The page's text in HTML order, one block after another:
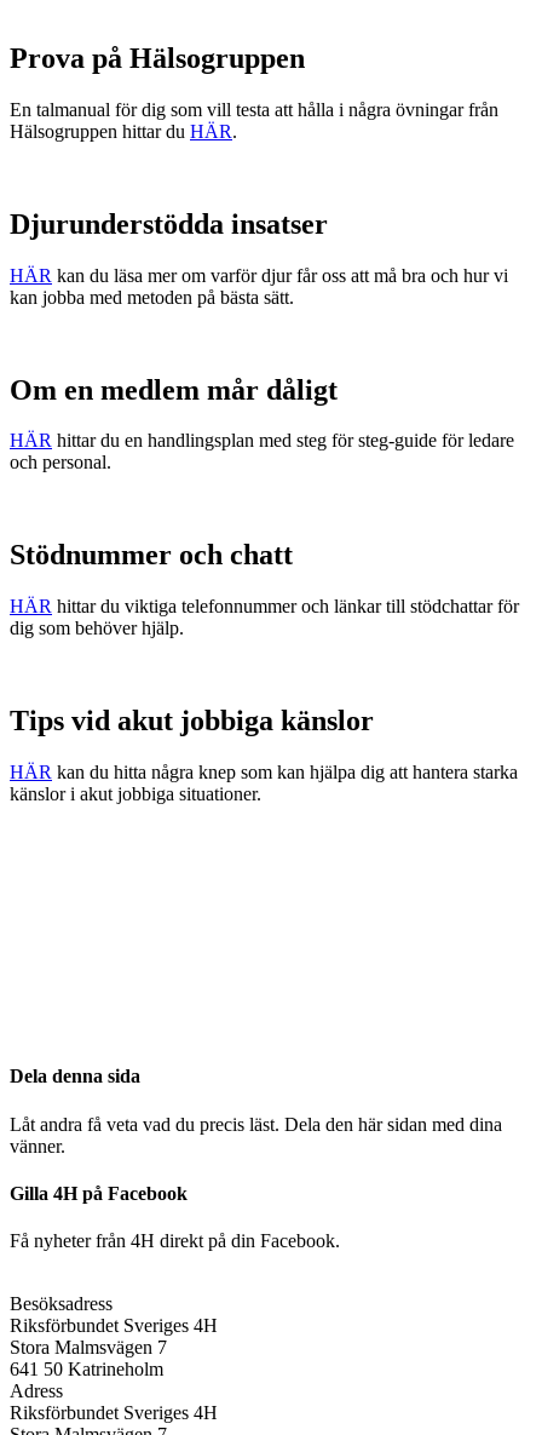
Prova på Hälsogruppen
En talmanual för dig som vill testa att hålla i några övningar från
Hälsogruppen hittar du HÄR.
Djurunderstödda insatser
HÄR kan du läsa mer om varför djur får oss att må bra och hur vi
kan jobba med metoden på bästa sätt.
Om en medlem mår dåligt
HÄR hittar du en handlingsplan med steg för steg-guide för ledare
och personal.
Stödnummer och chatt
HÄR hittar du viktiga telefonnummer och länkar till stödchattar för
dig som behöver hjälp.
Tips vid akut jobbiga känslor
HÄR kan du hitta några knep som kan hjälpa dig att hantera starka
känslor i akut jobbiga situationer.
Dela denna sida
Låt andra få veta vad du precis läst. Dela den här sidan med dina
vänner.
Gilla 4H på Facebook
Få nyheter från 4H direkt på din Facebook.
Besöksadress
Riksförbundet Sveriges 4H
Stora Malmsvägen 7
641 50 Katrineholm
Adress
Riksförbundet Sveriges 4H